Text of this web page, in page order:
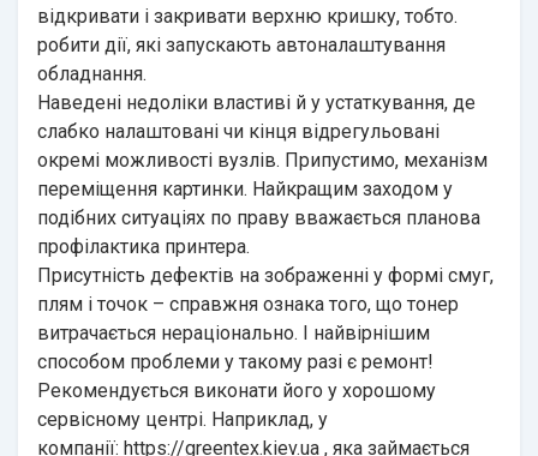
відкривати і закривати верхню кришку, тобто.
робити дії, які запускають автоналаштування
обладнання.
Наведені недоліки властиві й у устаткування, де
слабко налаштовані чи кінця відрегульовані
окремі можливості вузлів. Припустимо, механізм
переміщення картинки. Найкращим заходом у
подібних ситуаціях по праву вважається планова
профілактика принтера.
Присутність дефектів на зображенні у формі смуг,
плям і точок – справжня ознака того, що тонер
витрачається нераціонально. І найвірнішим
способом проблеми у такому разі є ремонт!
Рекомендується виконати його у хорошому
сервісному центрі. Наприклад, у
компанії: https://greentex.kiev.ua , яка займається